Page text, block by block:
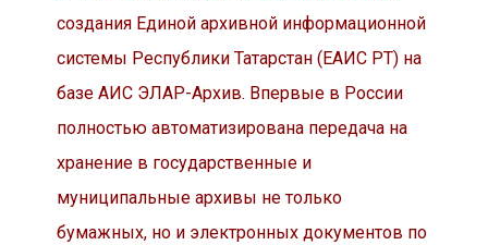
создания Единой архивной информационной
системы Республики Татарстан (ЕАИС РТ) на
базе АИС ЭЛАР-Архив. Впервые в России
полностью автоматизирована передача на
хранение в государственные и
муниципальные архивы не только
бумажных, но и электронных документов по